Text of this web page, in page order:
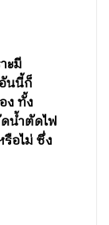
ะมี
นนี้ก็
ง ทั้ง
น้ำตัดไฟ
อไม่ ซึ่ง